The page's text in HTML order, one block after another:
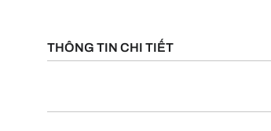
THÔNG TIN CHI TIẾT